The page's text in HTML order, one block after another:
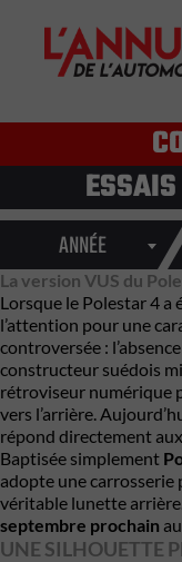
ANNÉE
La version VUS du
Lorsque le Polestar 4
l’attention pour une
controversée :
constructeur suédois
rétroviseur numérique
vers l’arrière.
répond directement
Baptisée simplement
adopte une
véritable lunette
septembre prochain
UNE SILHOUETTE